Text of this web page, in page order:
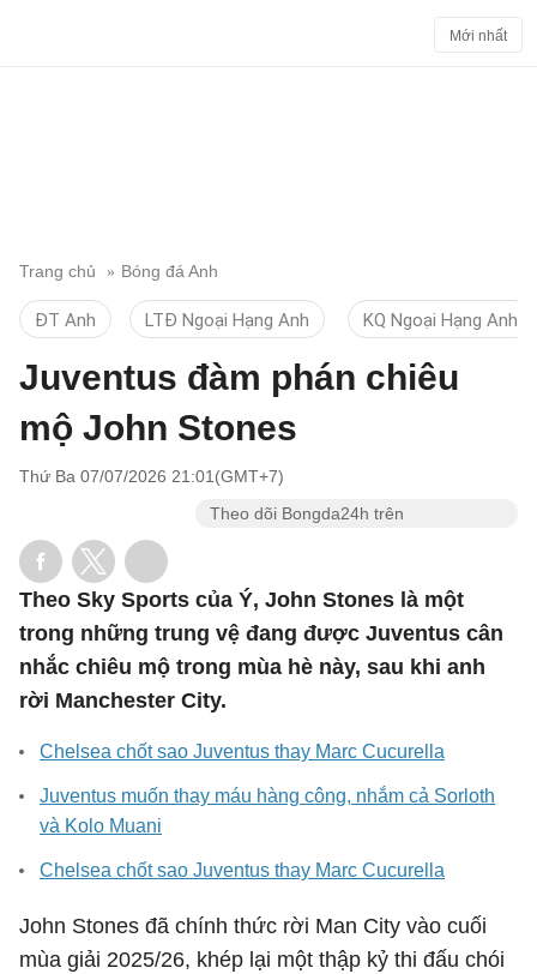
Mới nhất
Trang chủ Bóng đá Anh
ĐT Anh LTĐ Ngoại Hạng Anh KQ Ngoại Hạng Anh
Juventus đàm phán chiêu
mộ John Stones
Thứ Ba 07/07/2026 21:01(GMT+7)
Theo dõi Bongda24h trên
Theo Sky Sports của Ý, John Stones là một
trong những trung vệ đang được Juventus cân
nhắc chiêu mộ trong mùa hè này, sau khi anh
rời Manchester City.
Chelsea chốt sao Juventus thay Marc Cucurella
Juventus muốn thay máu hàng công, nhắm cả Sorloth
và Kolo Muani
Chelsea chốt sao Juventus thay Marc Cucurella
John Stones đã chính thức rời Man City vào cuối
mùa giải 2025/26, khép lại một thập kỷ thi đấu chói